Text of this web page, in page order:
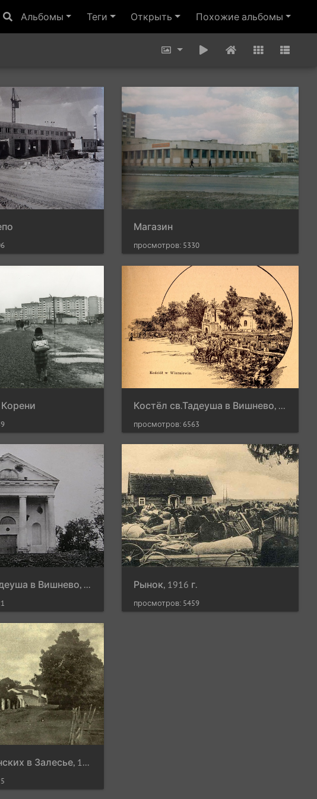
Альбомы Теги Открыть Похожие альбомы
Магазин
просмотров: 5330
Костёл св.Тадеуша в Вишнево, 1890-1896 гг. Иллюстрация из книги "Powiat oszmiański - materjały do dziejów ziemi i ludzi"
просмотров: 6563
Костёл св.Тадеуша в Вишнево, 1920 г. Рынок, 1916 г.
просмотров: 5459
Усадьба Огинских в Залесье, 1896 г. Иллюстрация из книги "Powiat oszmiański - materjały do dziejów ziemi i ludzi".